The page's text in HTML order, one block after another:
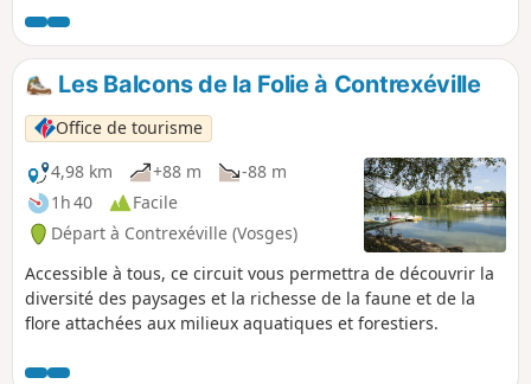
Les Balcons de la Folie à Contrexéville
Office de tourisme
4,98 km
+88 m
-88 m
1h 40
Facile
Départ à Contrexéville (Vosges)
Accessible à tous, ce circuit vous permettra de découvrir la
diversité des paysages et la richesse de la faune et de la
flore attachées aux milieux aquatiques et forestiers.